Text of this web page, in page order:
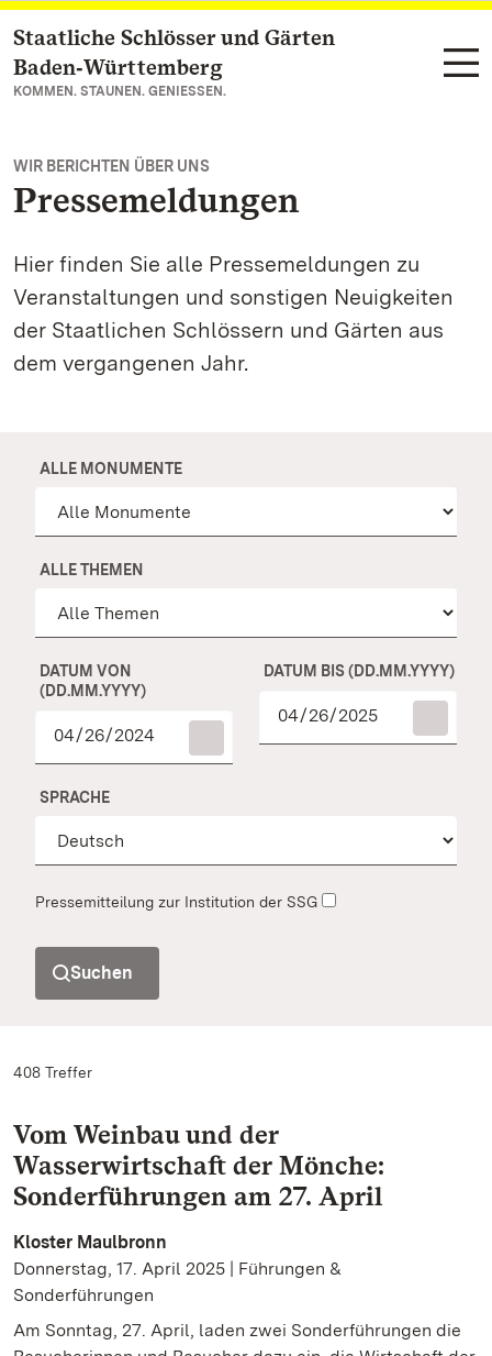
Zum Hauptinhalt springen
Staatliche Schlösser und Gärten
Baden‑Württemberg
KOMMEN. STAUNEN. GENIESSEN.
WIR BERICHTEN ÜBER UNS
Pressemeldungen
Hier finden Sie alle Pressemeldungen zu
Veranstaltungen und sonstigen Neuigkeiten
der Staatlichen Schlössern und Gärten aus
dem vergangenen Jahr.
ALLE MONUMENTE
ALLE THEMEN
DATUM VON
(DD.MM.YYYY)
DATUM BIS (DD.MM.YYYY)
SPRACHE
Pressemitteilung zur Institution der SSG
Suchen
408 Treffer
Vom Weinbau und der
Wasserwirtschaft der Mönche:
Sonderführungen am 27. April
Kloster Maulbronn
Donnerstag, 17. April 2025 | Führungen &
Sonderführungen
Am Sonntag, 27. April, laden zwei Sonderführungen die